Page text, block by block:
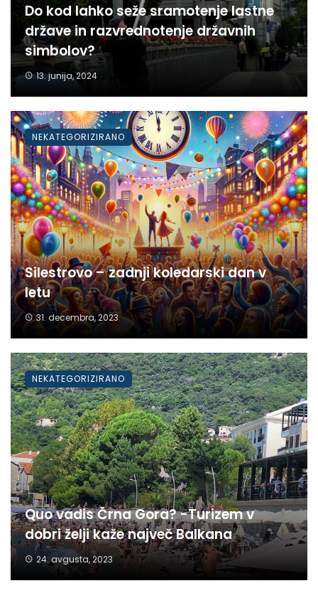
Do kod lahko seže sramotenje lastne
države in razvrednotenje državnih
simbolov?
13. junija, 2024
Silestrovo – zadnji koledarski dan v
letu
31. decembra, 2023
NEKATEGORIZIRANO
Quo vadis Črna Gora? -Turizem v
dobri želji kaže največ Balkana
24. avgusta, 2023
NEKATEGORIZIRANO